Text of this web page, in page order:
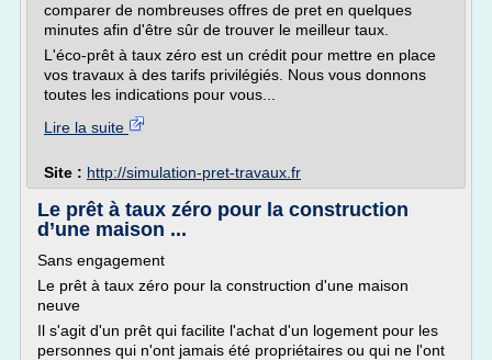
comparer de nombreuses offres de pret en quelques
minutes afin d'être sûr de trouver le meilleur taux.
L'éco-prêt à taux zéro est un crédit pour mettre en place
vos travaux à des tarifs privilégiés. Nous vous donnons
toutes les indications pour vous...
Lire la suite
Site : http://simulation-pret-travaux.fr
Le prêt à taux zéro pour la construction
d’une maison ...
Sans engagement
Le prêt à taux zéro pour la construction d'une maison
neuve
Il s'agit d'un prêt qui facilite l'achat d'un logement pour les
personnes qui n'ont jamais été propriétaires ou qui ne l'ont